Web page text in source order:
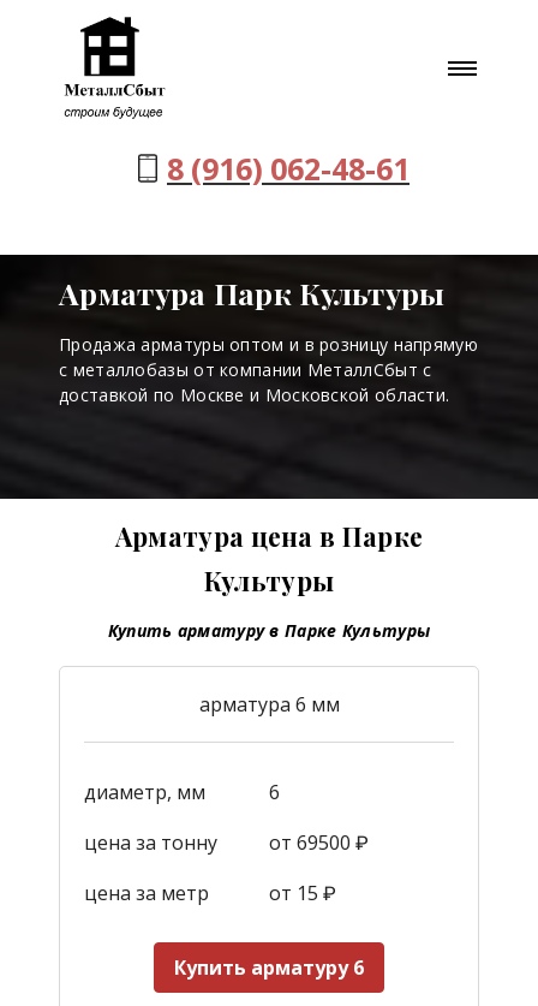
8 (916) 062-48-61
Арматура Парк Культуры
Продажа арматуры оптом и в розницу напрямую
с металлобазы от компании МеталлСбыт с
доставкой по Москве и Московской области.
Арматура цена в Парке
Культуры
Купить арматуру в Парке Культуры
арматура 6 мм
диаметр, мм
6
цена за тонну
от 69500 ₽
цена за метр
от 15 ₽
Купить арматуру 6